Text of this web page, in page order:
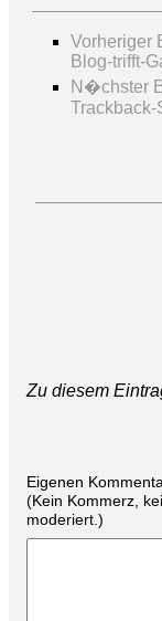
Vorheriger
Blog-trifft-
N�chster
Trackback-
Zu diesem
Eigenen
(Kein Kommerz,
moderiert.)